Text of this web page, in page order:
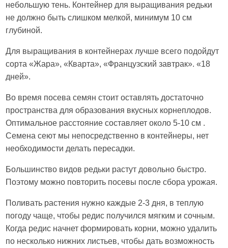
небольшую тень. Контейнер для выращивания редьки
не должно быть слишком мелкой, минимум 10 см
глубиной.
Для выращивания в контейнерах лучше всего подойдут
сорта «Жара», «Кварта», «Французский завтрак». «18
дней».
Во время посева семян стоит оставлять достаточно
пространства для образования вкусных корнеплодов.
Оптимальное расстояние составляет около 5-10 см .
Семена сеют мы непосредственно в контейнеры, нет
необходимости делать пересадки.
Большинство видов редьки растут довольно быстро.
Поэтому можно повторить посевы после сбора урожая.
Поливать растения нужно каждые 2-3 дня, в теплую
погоду чаще, чтобы редис получился мягким и сочным.
Когда редис начнет формировать корни, можно удалить
по несколько нижних листьев, чтобы дать возможность